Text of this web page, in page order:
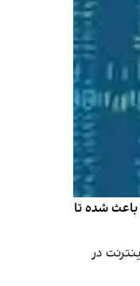
باعث شده تا
در